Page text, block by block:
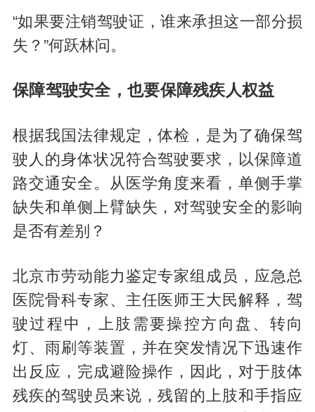
“如果要注销驾驶证，谁来承担这一部分损
失？”何跃林问。
保障驾驶安全，也要保障残疾人权益
根据我国法律规定，体检，是为了确保驾
驶人的身体状况符合驾驶要求，以保障道
路交通安全。从医学角度来看，单侧手掌
缺失和单侧上臂缺失，对驾驶安全的影响
是否有差别？
北京市劳动能力鉴定专家组成员，应急总
医院骨科专家、主任医师王大民解释，驾
驶过程中，上肢需要操控方向盘、转向
灯、雨刷等装置，并在突发情况下迅速作
出反应，完成避险操作，因此，对于肢体
残疾的驾驶员来说，残留的上肢和手指应